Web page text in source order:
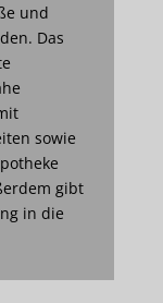
und
Das
sowie
gibt
in die